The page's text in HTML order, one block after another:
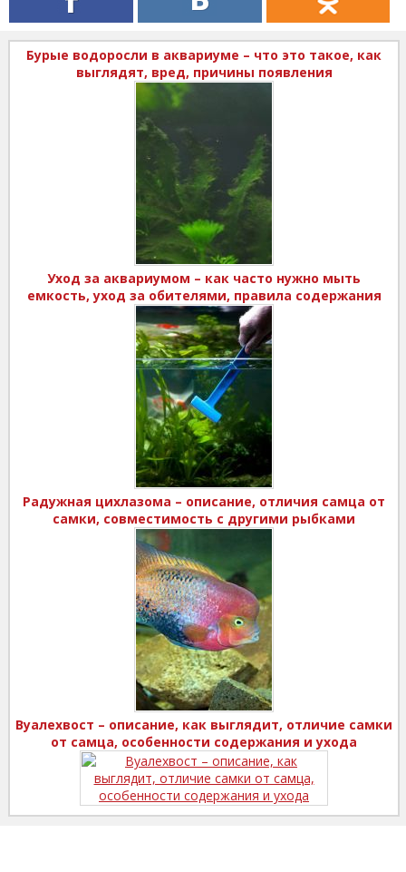
Бурые водоросли в аквариуме – что это такое, как
выглядят, вред, причины появления
Уход за аквариумом – как часто нужно мыть
емкость, уход за обителями, правила содержания
Радужная цихлазома – описание, отличия самца от
самки, совместимость с другими рыбками
Вуалехвост – описание, как выглядит, отличие самки
от самца, особенности содержания и ухода